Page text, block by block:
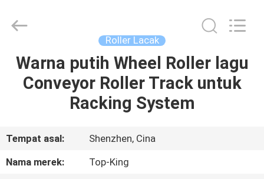
RUMAH
TENTANG
KAMI
Reserved.
Roller Lacak
Warna putih Wheel Roller lagu
Conveyor Roller Track untuk
Racking System
Tempat asal:
Shenzhen, Cina
Nama merek:
Top-King